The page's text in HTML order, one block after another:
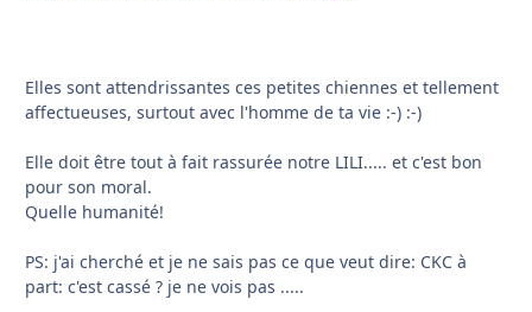
Elles sont attendrissantes ces petites chiennes et tellement
affectueuses, surtout avec l'homme de ta vie :-) :-)
Elle doit être tout à fait rassurée notre LILI..... et c'est bon
pour son moral.
Quelle humanité!
PS: j'ai cherché et je ne sais pas ce que veut dire: CKC à
part: c'est cassé ? je ne vois pas .....